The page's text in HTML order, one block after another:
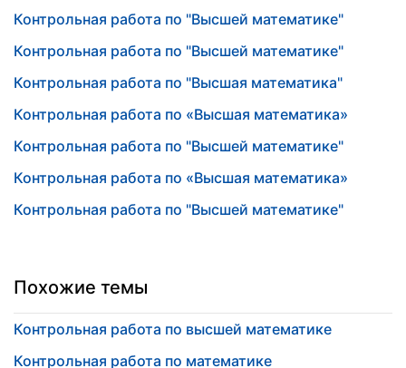
Контрольная работа по "Высшей математике"
Контрольная работа по "Высшей математике"
Контрольная работа по "Высшая математика"
Контрольная работа по «Высшая математика»
Контрольная работа по "Высшей математике"
Контрольная работа по «Высшая математика»
Контрольная работа по "Высшей математике"
Похожие темы
Контрольная работа по высшей математике
Контрольная работа по математике